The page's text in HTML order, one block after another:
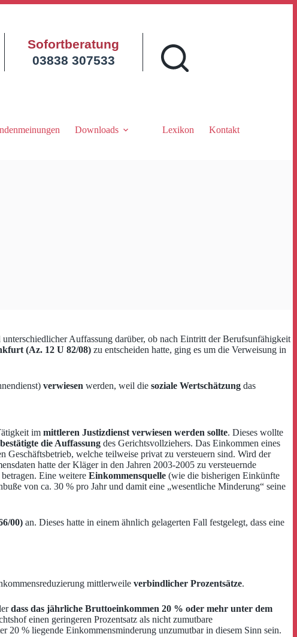
Sofortberatung
03838 307533
Downloads Lexikon Kontakt
Auffassung darüber, ob nach Eintritt der Berufsunfähigkeit
(Az. 12 U 82/08) zu entscheiden hatte, ging es um die Verweisung in
verwiesen werden, weil die soziale Wertschätzung das
im mittleren Justizdienst verwiesen werden sollte. Dieses wollte
bestätigte die Auffassung des Gerichtsvollziehers. Das Einkommen eines
welche teilweise privat zu versteuern sind. Wird der
hatte der Kläger in den Jahren 2003-2005 zu versteuernde
Eine weitere Einkommensquelle (wie die bisherigen Einkünfte
von ca. 30 % pro Jahr und damit eine „wesentliche Minderung“ seine
00) an. Dieses hatte in einem ähnlich gelagerten Fall festgelegt, dass eine
mittlerweile verbindlicher Prozentsätze.
dass das jährliche Bruttoeinkommen 20 % oder mehr unter dem
einen geringeren Prozentsatz als nicht zumutbare
20 % liegende Einkommensminderung unzumutbar in diesem Sinn sein.